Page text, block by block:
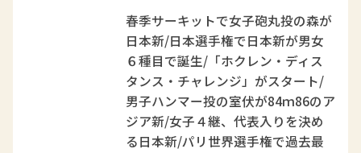
春季サーキットで女子砲丸投の森が
日本新/日本選手権で日本新が男女
６種目で誕生/「ホクレン・ディス
タンス・チャレンジ」がスタート/
男子ハンマー投の室伏が84ｍ86のア
ジア新/女子４継、代表入りを決め
る日本新/パリ世界選手権で過去最